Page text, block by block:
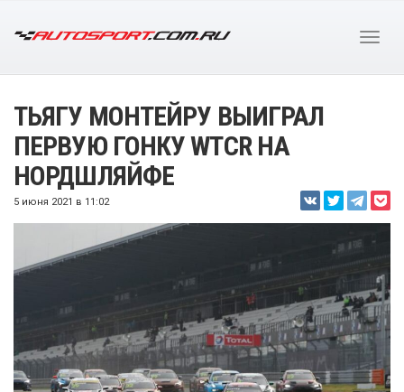
ТЬЯГУ МОНТЕЙРУ ВЫИГРАЛ
ПЕРВУЮ ГОНКУ WTCR НА
НОРДШЛЯЙФЕ
5 июня 2021 в 11:02